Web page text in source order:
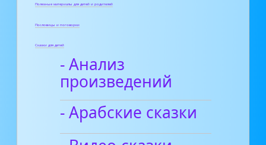
Полезные материалы для детей и родителей
Пословицы и поговорки
Сказки для детей
- Анализ
произведений
- Арабские сказки